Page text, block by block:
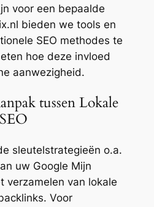
voor een bepaalde
bieden we tools en
SEO methodes te
hoe deze invloed
aanwezigheid.
tussen Lokale
sleutelstrategieën o.a.
uw Google Mijn
verzamelen van lokale
Voor